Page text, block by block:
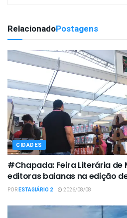
RelacionadoPostagens
CIDADES
#Chapada: Feira Literária de
editoras baianas na edição
PORESTAGIÁRIO 2 2026/08/08